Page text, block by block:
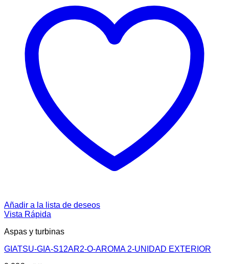
Añadir a la lista de deseos
Vista Rápida
Aspas y turbinas
GIATSU-GIA-S12AR2-O-AROMA 2-UNIDAD EXTERIOR